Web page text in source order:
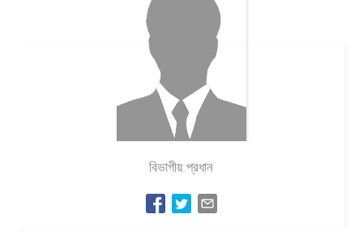
বিভাগীয় প্রধান